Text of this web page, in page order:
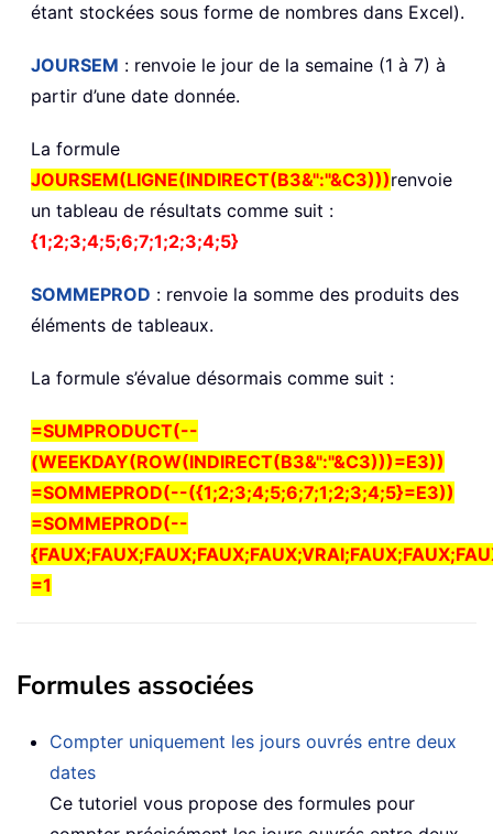
étant stockées sous forme de nombres dans Excel).
JOURSEM : renvoie le jour de la semaine (1 à 7) à
partir d’une date donnée.
La formule
JOURSEM(LIGNE(INDIRECT(B3&":"&C3)))renvoie
un tableau de résultats comme suit :
{1;2;3;4;5;6;7;1;2;3;4;5}
SOMMEPROD : renvoie la somme des produits des
éléments de tableaux.
La formule s’évalue désormais comme suit :
=SUMPRODUCT(--
(WEEKDAY(ROW(INDIRECT(B3&":"&C3)))=E3))
=SOMMEPROD(--({1;2;3;4;5;6;7;1;2;3;4;5}=E3))
=SOMMEPROD(--
=1
Formules associées
Compter uniquement les jours ouvrés entre deux
dates
Ce tutoriel vous propose des formules pour